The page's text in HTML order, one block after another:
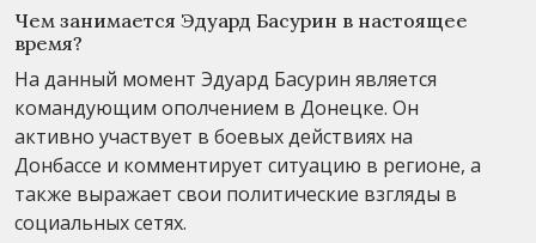
Чем занимается Эдуард Басурин в настоящее
время?
На данный момент Эдуард Басурин является
командующим ополчением в Донецке. Он
активно участвует в боевых действиях на
Донбассе и комментирует ситуацию в регионе, а
также выражает свои политические взгляды в
социальных сетях.